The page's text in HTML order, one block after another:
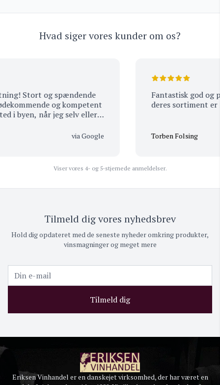
Hvad siger vores kunder om os?
Stort og spændende
og kompetent
byen, når jeg selv eller
via Google
Fantastisk god og
deres sortiment er
Torben Folsing
Viser vores 4- og 5-stjernede anmeldelser.
Tilmeld dig vores nyhedsbrev
Hold dig opdateret med de seneste nyheder omkring produkter,
vinsmagninger og meget mere
Tilmeld dig
Eriksen Vinhandel er en danskejet virksomhed, der har været en